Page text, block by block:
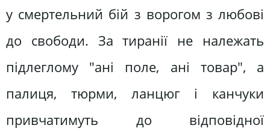
у смертельний бій з ворогом з любові
до свободи. За тиранії не належать
підлеглому "ані поле, ані товар", а
палиця, тюрми, ланцюг і канчуки
привчатимуть до відповідної